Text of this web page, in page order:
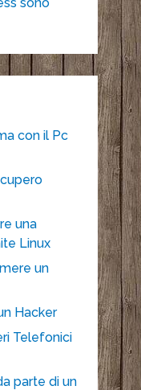
con il Pc
una
Linux
un
Hacker
Telefonici
parte di un